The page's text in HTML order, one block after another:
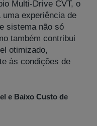
Multi-Drive CVT, o
uma experiência de
sistema não só
também contribui
otimizado,
às condições de
e Baixo Custo de